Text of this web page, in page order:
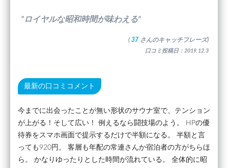
”ロイヤルな昭和時間が味わえる”
( 37 さんのキャッチフレーズ)
口コミ投稿日：2019.12.3
最新の口コミコメント
今までに出会ったことが無い形状のサウナ室で、テンション
が上がる！そして広い！ 例えるなら闘技場のよう。 HPの優
待券をスマホ画面で提示するだけで半額になる。 半額と言
っても920円。 客層も年配の常連さんか宿泊者の方がちらほ
ら。 かなりゆったりとした時間が流れている。 全体的に昭